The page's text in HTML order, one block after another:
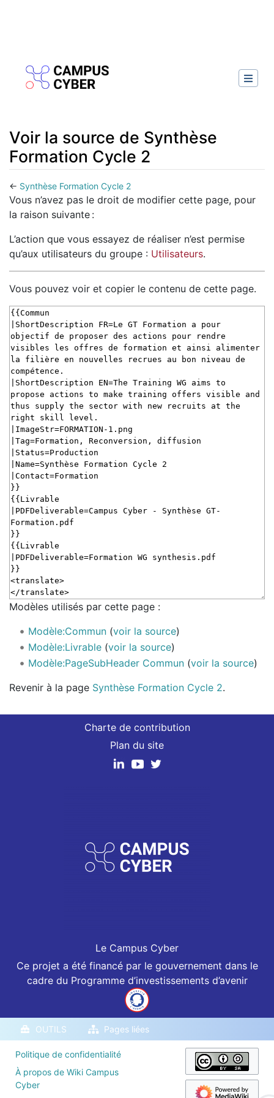
Voir la source de Synthèse
Formation Cycle 2
← Synthèse Formation Cycle 2
Aller à :navigation, rechercher
Vous n’avez pas le droit de modifier cette page, pour
la raison suivante :
L’action que vous essayez de réaliser n’est permise
qu’aux utilisateurs du groupe : Utilisateurs.
Vous pouvez voir et copier le contenu de cette page.
Modèles utilisés par cette page :
Modèle:Commun(voir la source)
Modèle:Livrable(voir la source)
Modèle:PageSubHeader Commun(voir la source)
Revenir à la page Synthèse Formation Cycle 2.
Charte de contribution
Plan du site
Le Campus Cyber
Ce projet a été financé par le gouvernement dans le
cadre du Programme d’investissements d’avenir
OUTILS Pages liées
Politique de confidentialité
À propos de Wiki Campus
Cyber